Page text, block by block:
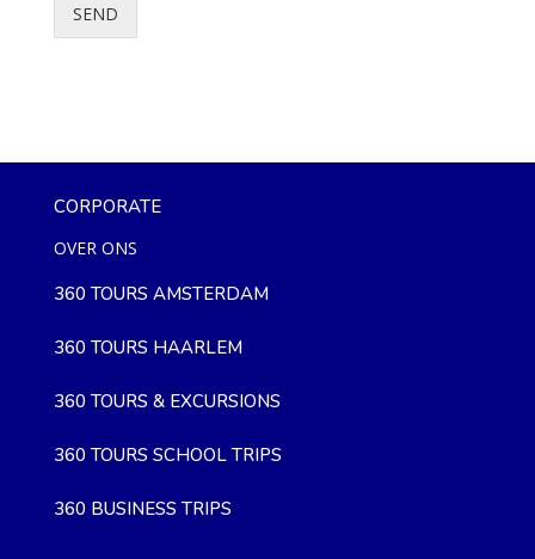
SEND
CORPORATE
OVER ONS
360 TOURS AMSTERDAM
360 TOURS HAARLEM
360 TOURS & EXCURSIONS
360 TOURS SCHOOL TRIPS
360 BUSINESS TRIPS